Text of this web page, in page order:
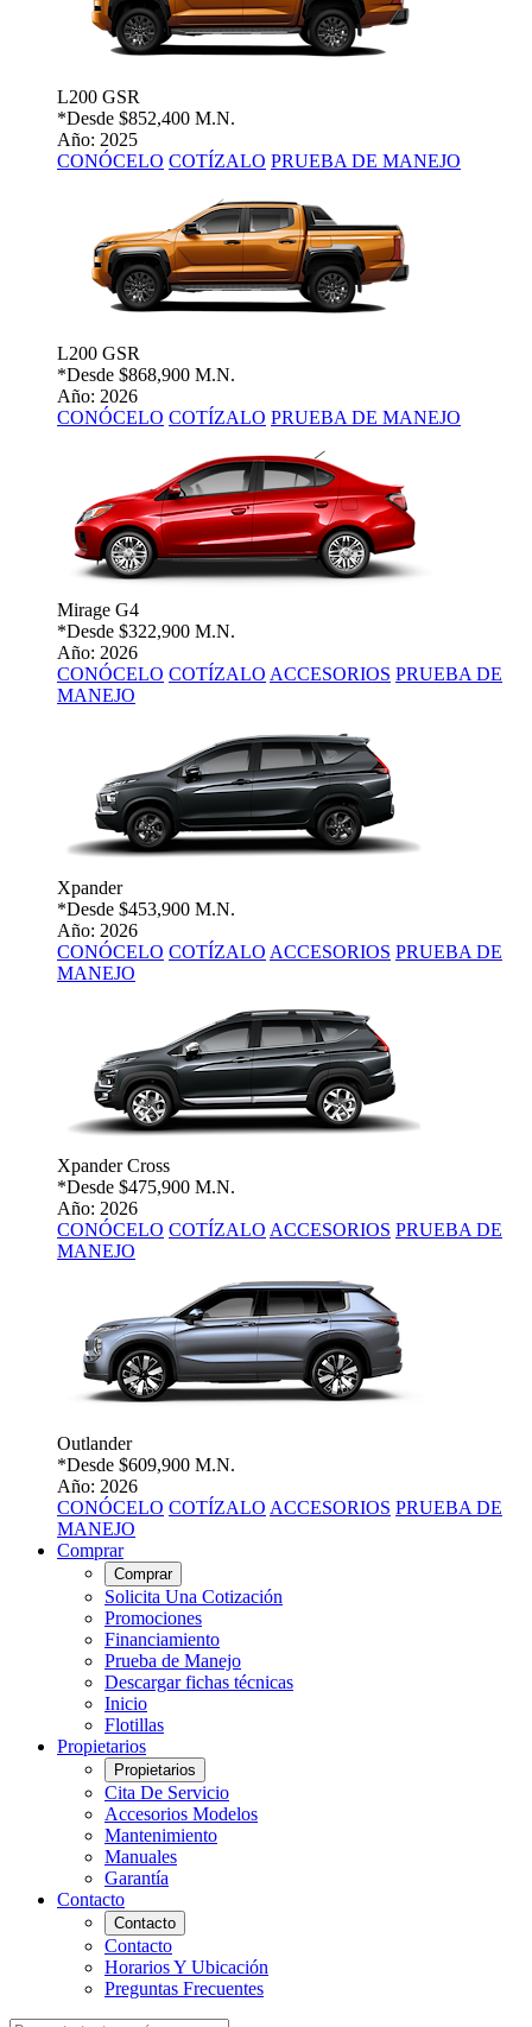
L200 GSR
*Desde $852,400 M.N.
Año: 2025
CONÓCELO COTÍZALO PRUEBA DE MANEJO
L200 GSR
*Desde $868,900 M.N.
Año: 2026
CONÓCELO COTÍZALO PRUEBA DE MANEJO
Mirage G4
*Desde $322,900 M.N.
Año: 2026
CONÓCELO COTÍZALO ACCESORIOS PRUEBA DE
MANEJO
Xpander
*Desde $453,900 M.N.
Año: 2026
CONÓCELO COTÍZALO ACCESORIOS PRUEBA DE
MANEJO
Xpander Cross
*Desde $475,900 M.N.
Año: 2026
CONÓCELO COTÍZALO ACCESORIOS PRUEBA DE
MANEJO
Outlander
*Desde $609,900 M.N.
Año: 2026
CONÓCELO COTÍZALO ACCESORIOS PRUEBA DE
MANEJO
Comprar
Comprar
Solicita Una Cotización
Promociones
Financiamiento
Prueba de Manejo
Descargar fichas técnicas
Inicio
Flotillas
Propietarios
Propietarios
Cita De Servicio
Accesorios Modelos
Mantenimiento
Manuales
Garantía
Contacto
Contacto
Contacto
Horarios Y Ubicación
Preguntas Frecuentes